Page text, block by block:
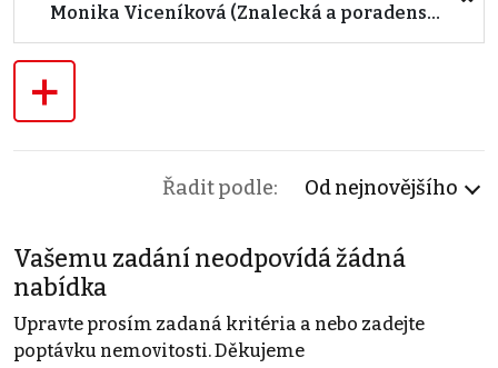
Monika Viceníková (Znalecká a poradenská kancelář s.r.o.)
+
Řadit podle: Od nejnovějšího
Vašemu zadání neodpovídá žádná
nabídka
Upravte prosím zadaná kritéria a nebo zadejte
poptávku nemovitosti. Děkujeme